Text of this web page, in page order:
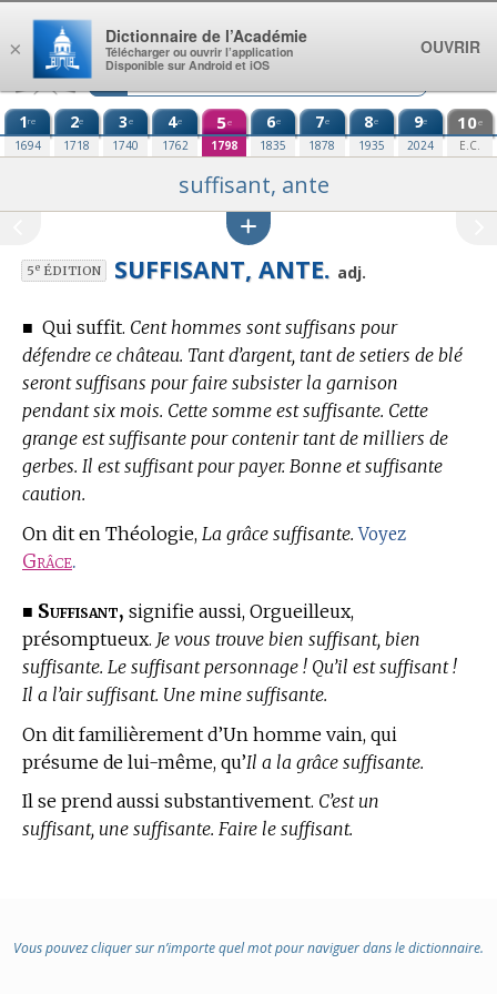
Aller au contenu
1re
1694
2e
1718
3e
1740
4e
1762
5e
1798
6e
1835
7e
1878
8e
1935
9e
2024
10e
E.C.
suffisant, ante
5eÉDITION SUFFISANT, ANTE. adj.
■ Qui suffit. Cent hommes sont suffisans pour
défendre ce château. Tant d’argent, tant de setiers de blé
seront suffisans pour faire subsister la garnison
pendant six mois. Cette somme est suffisante. Cette
grange est suffisante pour contenir tant de milliers de
gerbes. Il est suffisant pour payer. Bonne et suffisante
caution.
On dit en Théologie, La grâce suffisante. Voyez
Grâce.
■ Suffisant, signifie aussi, Orgueilleux,
présomptueux. Je vous trouve bien suffisant, bien
suffisante. Le suffisant personnage ! Qu’il est suffisant !
Il a l’air suffisant. Une mine suffisante.
On dit familièrement d’Un homme vain, qui
présume de lui-même, qu’Il a la grâce suffisante.
Il se prend aussi substantivement. C’est un
suffisant, une suffisante. Faire le suffisant.
Vous pouvez cliquer sur n’importe quel mot pour naviguer dans le dictionnaire.
×
Dictionnaire de l’Académie
Télécharger ou ouvrir l’application
Disponible sur Android et iOS
OUVRIR